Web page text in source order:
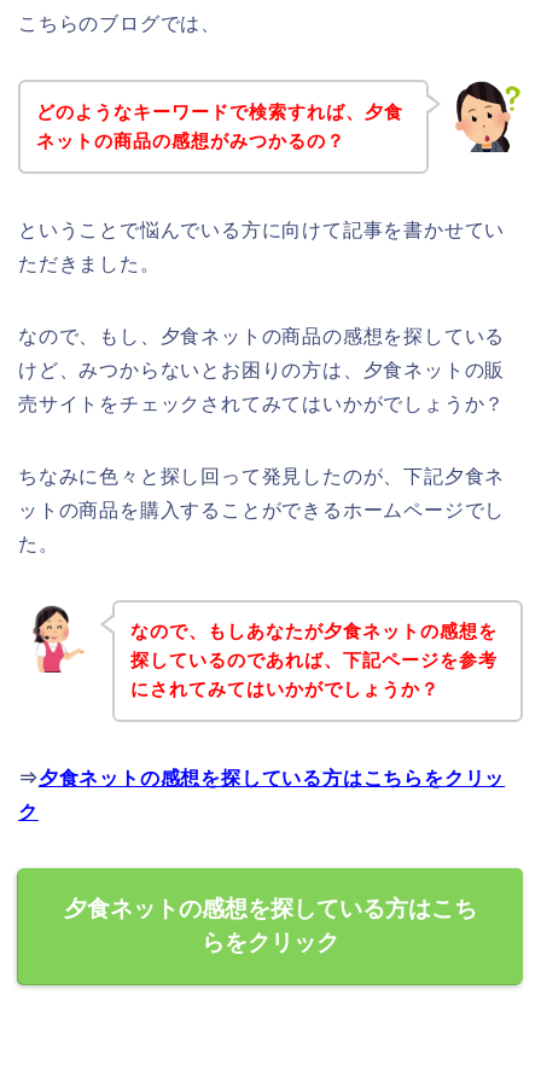
こちらのブログでは、
どのようなキーワードで検索すれば、夕食
ネットの商品の感想がみつかるの？
ということで悩んでいる方に向けて記事を書かせてい
ただきました。
なので、もし、夕食ネットの商品の感想を探している
けど、みつからないとお困りの方は、夕食ネットの販
売サイトをチェックされてみてはいかがでしょうか？
ちなみに色々と探し回って発見したのが、下記夕食ネ
ットの商品を購入することができるホームページでし
た。
なので、もしあなたが夕食ネットの感想を
探しているのであれば、下記ページを参考
にされてみてはいかがでしょうか？
⇒夕食ネットの感想を探している方はこちらをクリッ
ク
夕食ネットの感想を探している方はこち
らをクリック